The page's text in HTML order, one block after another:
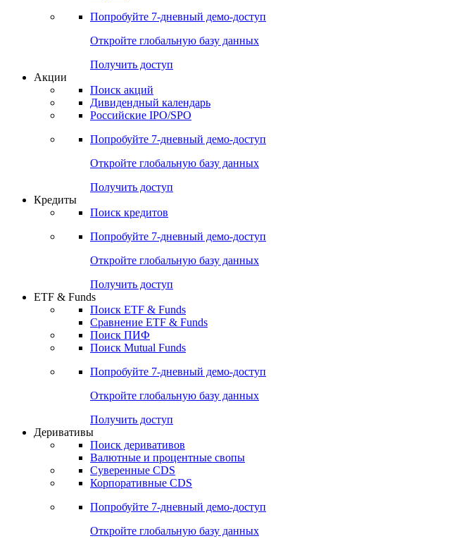
Попробуйте 7-дневный демо-доступ
Откройте глобальную базу данных
Получить доступ
Акции
Поиск акций
Дивидендный календарь
Российские IPO/SPO
Попробуйте 7-дневный демо-доступ
Откройте глобальную базу данных
Получить доступ
Кредиты
Поиск кредитов
Попробуйте 7-дневный демо-доступ
Откройте глобальную базу данных
Получить доступ
ETF & Funds
Поиск ETF & Funds
Сравнение ETF & Funds
Поиск ПИФ
Поиск Mutual Funds
Попробуйте 7-дневный демо-доступ
Откройте глобальную базу данных
Получить доступ
Деривативы
Поиск деривативов
Валютные и процентные свопы
Суверенные CDS
Корпоративные CDS
Попробуйте 7-дневный демо-доступ
Откройте глобальную базу данных